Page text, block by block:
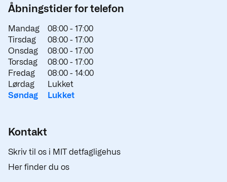
Åbningstider for telefon
Mandag 08:00 - 17:00
Tirsdag
08:00 - 17:00
Onsdag
08:00 - 17:00
Torsdag
08:00 - 17:00
Fredag
08:00 - 14:00
Lørdag
Lukket
Søndag
Lukket
Kontakt
Skriv til os i MIT detfagligehus
Her finder du os